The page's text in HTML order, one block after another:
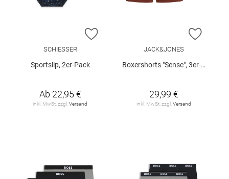
ZUR WUNSCHLISTE HINZUFÜGEN
SCHIESSER
Sportslip, 2er-Pack
Ab 22,95 €
inkl. MwSt. zzgl. Versand
ZUR
JACK&JONES
Boxershorts "Sense", 3er-Pack
29,99 €
inkl. MwSt. zzgl. Versand